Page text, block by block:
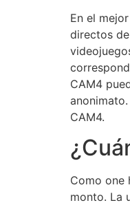
En el
directos
CAM4
CAM4.
Como one
monto. La